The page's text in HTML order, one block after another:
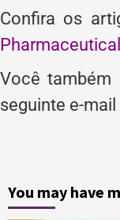
Confira os
Você também
seguinte e-mail
You may have